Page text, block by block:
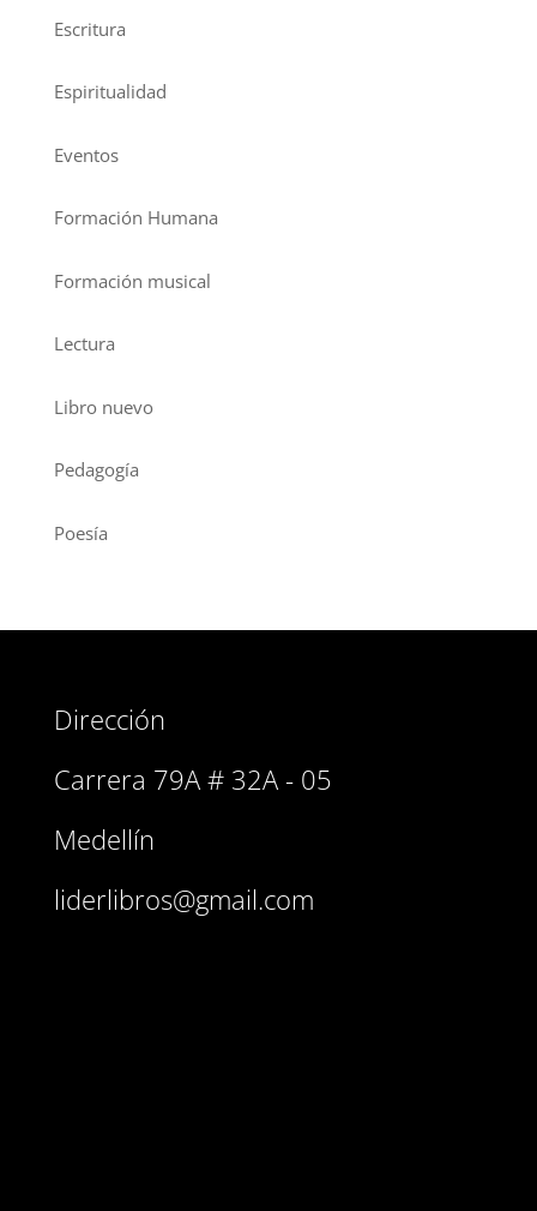
Escritura
Espiritualidad
Eventos
Formación Humana
Formación musical
Lectura
Libro nuevo
Pedagogía
Poesía
Dirección
Carrera 79A # 32A - 05
Medellín
liderlibros@gmail.com